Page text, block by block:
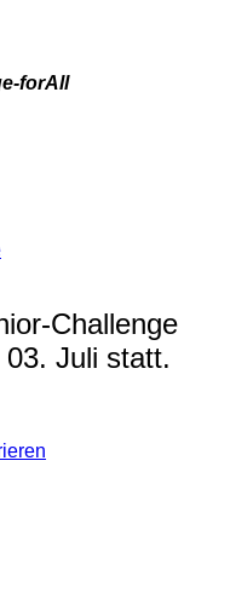
forAll
Challenge
Juli statt.